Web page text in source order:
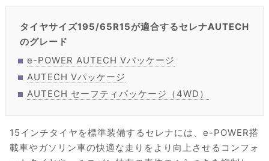
タイヤサイズ195/65R15が適合するセレナAUTECH
のグレード
e-POWER AUTECH Vパッケージ
AUTECH Vパッケージ
AUTECH セーフティパッケージ（4WD）
15インチタイヤを標準装備するセレナには、e-POWER搭
載車やガソリン車の快適な走りをより向上させるコンフォ